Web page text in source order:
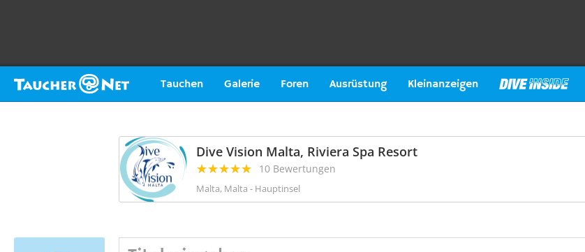
Tauchen Galerie Foren Ausrüstung Kleinanzeigen
Dive Vision Malta, Riviera Spa Resort
10 Bewertungen
Malta, Malta - Hauptinsel